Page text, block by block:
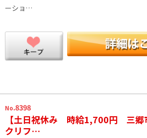
ーショ…
No.8398
【土日祝休み 時給1,700円 三郷
クリフ…